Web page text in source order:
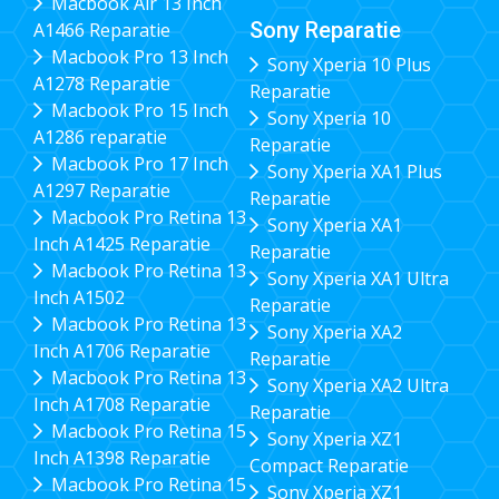
A1466 Reparatie
Macbook Pro 13 Inch
A1278 Reparatie
Macbook Pro 15 Inch
A1286 reparatie
Macbook Pro 17 Inch
A1297 Reparatie
Macbook Pro Retina 13
Inch A1425 Reparatie
Macbook Pro Retina 13
Inch A1502
Macbook Pro Retina 13
Inch A1706 Reparatie
Macbook Pro Retina 13
Inch A1708 Reparatie
Macbook Pro Retina 15
Inch A1398 Reparatie
Macbook Pro Retina 15
Sony Reparatie
Sony Xperia 10 Plus
Reparatie
Sony Xperia 10
Reparatie
Sony Xperia XA1 Plus
Reparatie
Sony Xperia XA1
Reparatie
Sony Xperia XA1 Ultra
Reparatie
Sony Xperia XA2
Reparatie
Sony Xperia XA2 Ultra
Reparatie
Sony Xperia XZ1
Compact Reparatie
Sony Xperia XZ1